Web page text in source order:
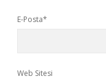
E-Posta*
Web Sitesi